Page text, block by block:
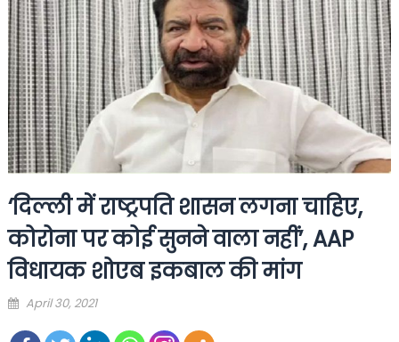
‘दिल्ली में राष्ट्रपति शासन लगना चाहिए,
कोरोना पर कोई सुनने वाला नहीं’, AAP
विधायक शोएब इकबाल की मांग
Posted
April 30, 2021